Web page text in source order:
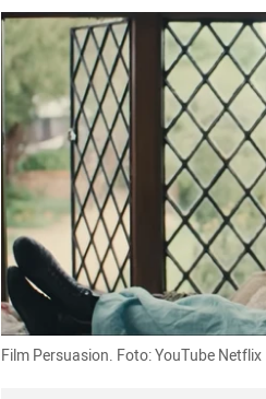
Film Persuasion. Foto: YouTube Netflix